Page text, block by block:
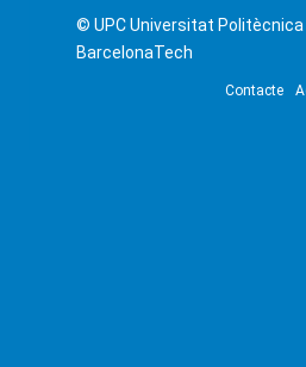
© UPCUniversitat Politècnica
BarcelonaTech
Contacte